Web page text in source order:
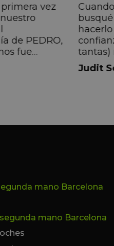
vez
de PEDRO,
fue
directa, de
que
tantas)
muy
Judit
mano Barcelona
mano Barcelona